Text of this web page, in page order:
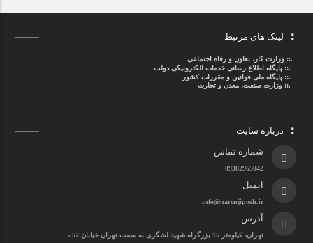
لینک های مرتبط
.::وزارت کار، تعاون و رفاه اجتماعی
.::پایگاه اطلاع رسانی خدمات الکترونیکی دولت
.::پایگاه ملی قوانین و مقررات کشور
.:: وزارت صنعت، معدن و تجارت
درباره سایت
شماره تماس
09382965042
ایمیل
info@narenjiposh.ir
آدرس
تهران، کیلومتر 15 بزرگراه شهید لشگری به سمت تهران خیابان 52 ،